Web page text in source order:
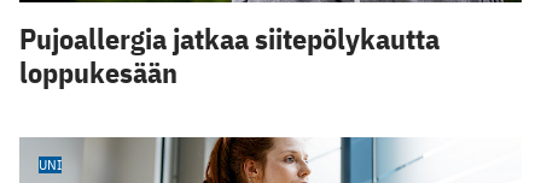
Pujoallergia jatkaa siitepölykautta
loppukesään
UNI